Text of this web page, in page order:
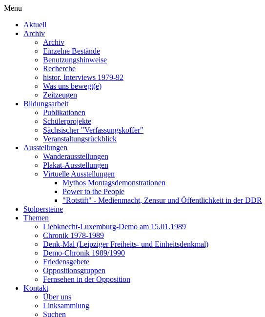
Menu
Aktuell
Archiv
Archiv
Einzelne Bestände
Benutzungshinweise
Recherche
histor. Interviews 1979-92
Was uns bewegt(e)
Zeitzeugen
Bildungsarbeit
Publikationen
Schülerprojekte
Sächsischer "Verfassungskoffer"
Veranstaltungsrückblick
Ausstellungen
Wanderausstellungen
Plakat-Ausstellungen
Virtuelle Ausstellungen
Mythos Montagsdemonstrationen
Power to the People
"Rotstift" - Medienmacht, Zensur und Öffentlichkeit in der DDR
Stolpersteine
Themen
Liebknecht-Luxemburg-Demo am 15.01.1989
Chronik 1978-1989
Denk-Mal (Leipziger Freiheits- und Einheitsdenkmal)
Demo-Chronik 1989/1990
Friedensgebete
Oppositionsgruppen
Fernsehen in der Opposition
Kontakt
Über uns
Linksammlung
Suchen